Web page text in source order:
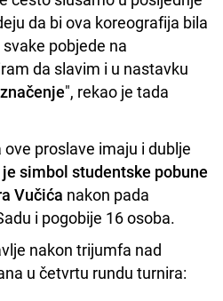
da bi ova koreografija bila
pobjede na
da slavim i u nastavku
", rekao je tada
proslave imaju i dublje
simbol studentske pobune
Vučića nakon pada
i pogobije 16 osoba.
nakon trijumfa nad
u četvrtu rundu turnira: